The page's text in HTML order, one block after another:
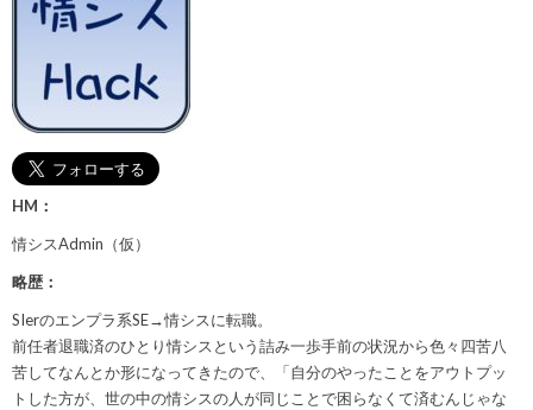
HM：
情シスAdmin（仮）
略歴：
SIerのエンプラ系SE→情シスに転職。
前任者退職済のひとり情シスという詰み一歩手前の状況から色々四苦八
苦してなんとか形になってきたので、「自分のやったことをアウトプッ
トした方が、世の中の情シスの人が同じことで困らなくて済むんじゃな